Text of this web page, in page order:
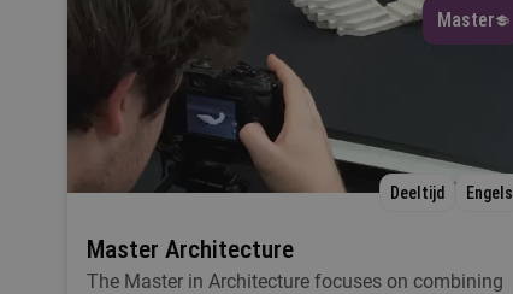
Master
Deeltijd Engels
Master Architecture
The Master in Architecture focuses on combining